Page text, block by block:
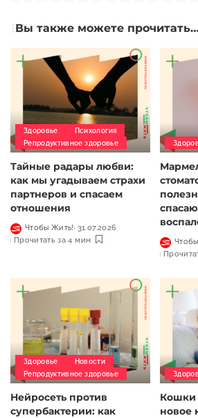
Вы также можете
Здоровье
Психология
Репродуктивное здоровье
Тайные радары любви:
как мы угадываем страхи
партнеров и спасаем
отношения
Чтобы Жить! 31.07.2026
Прочитать за 4 мин
Здоровье
Новости
Репродуктивное здоровье
Нейросеть против
супербактерии: как
Кошки
новое